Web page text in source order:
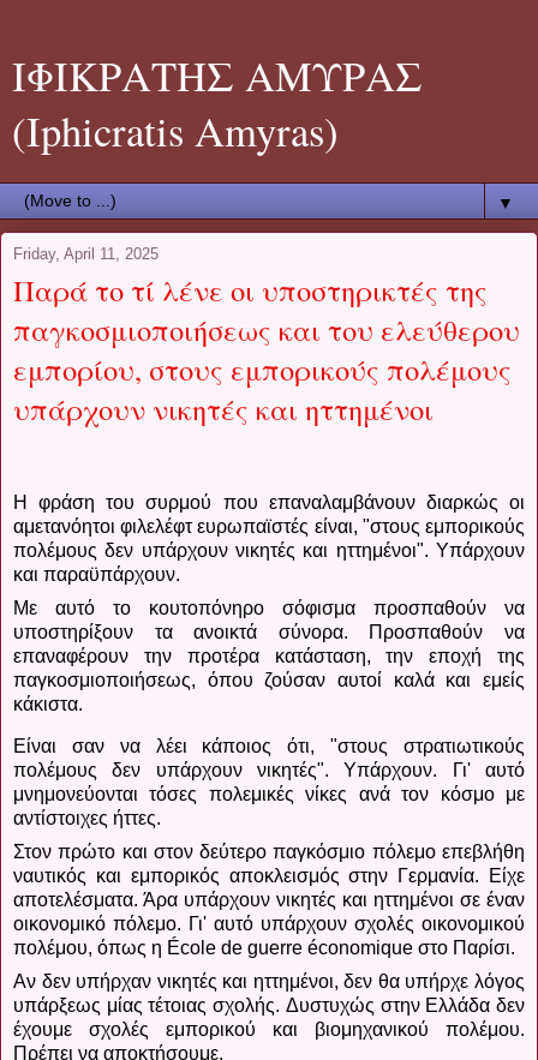
ΙΦΙΚΡΑΤΗΣ ΑΜΥΡΑΣ
(Iphicratis Amyras)
▼
Friday, April 11, 2025
Παρά το τί λένε οι υποστηρικτές της
παγκοσμιοποιήσεως και του ελεύθερου
εμπορίου, στους εμπορικούς πολέμους
υπάρχουν νικητές και ηττημένοι
Η φράση του συρμού που επαναλαμβάνουν διαρκώς οι
αμετανόητοι φιλελέφτ ευρωπαϊστές είναι, "στους εμπορικούς
πολέμους δεν υπάρχουν νικητές και ηττημένοι". Υπάρχουν
και παραϋπάρχουν.
Με αυτό το κουτοπόνηρο σόφισμα προσπαθούν να
υποστηρίξουν τα ανοικτά σύνορα. Προσπαθούν να
επαναφέρουν την προτέρα κατάσταση, την εποχή της
παγκοσμιοποιήσεως, όπου ζούσαν αυτοί καλά και εμείς
κάκιστα.
Είναι σαν να λέει κάποιος ότι, "στους στρατιωτικούς
πολέμους δεν υπάρχουν νικητές". Υπάρχουν. Γι' αυτό
μνημονεύονται τόσες πολεμικές νίκες ανά τον κόσμο με
αντίστοιχες ήττες.
Στον πρώτο και στον δεύτερο παγκόσμιο πόλεμο επεβλήθη
ναυτικός και εμπορικός αποκλεισμός στην Γερμανία.
Είχε
αποτελέσματα. Άρα υπάρχουν νικητές και ηττημένοι σε έναν
οικονομικό πόλεμο. Γι' αυτό υπάρχουν σχολές οικονομικού
πολέμου, όπως η École de guerre économique στο Παρίσι.
Αν δεν υπήρχαν νικητές και ηττημένοι, δεν θα υπήρχε λόγος
υπάρξεως μίας τέτοιας σχολής. Δυστυχώς στην Ελλάδα δεν
έχουμε σχολές εμπορικού και βιομηχανικού πολέμου.
Πρέπει να αποκτήσουμε.